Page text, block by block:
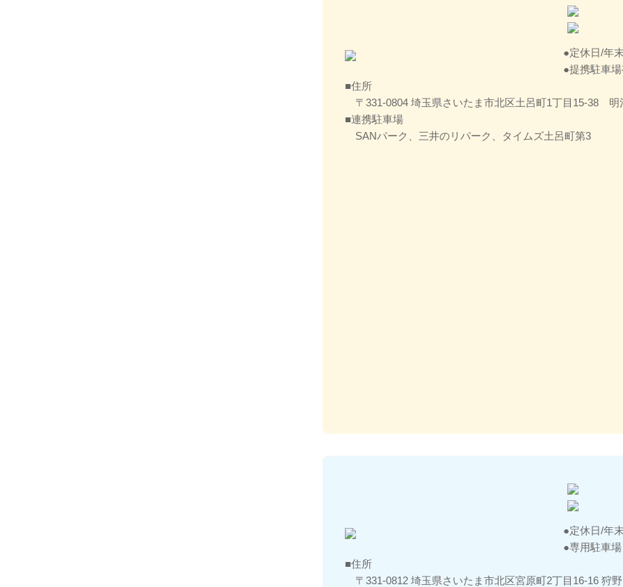
定休日/年
提携駐車
住所
〒331-0804 埼玉県さいたま市北区土呂町1丁目15-38
連携駐車場
SANパーク、三井のリパーク、タイムズ土呂町第3
定休日/年
専用駐車
住所
〒331-0812 埼玉県さいたま市北区宮原町2丁目16-16